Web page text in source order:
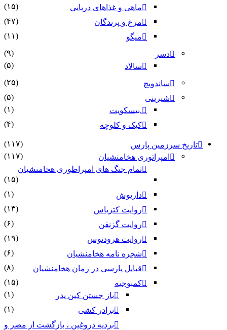
ماهی و غذاهای دریایی
(۱۵)
مرغ و پرندگان
(۴۷)
میگو
(۱۱)
دسر
(۹)
سالاد
(۵)
ساندویچ
(۲۵)
شیرینی
(۵)
.بیسکویت
(۱)
کیک و کلوچه
(۴)
تاریخ سرزمین پارس
(۱۱۷)
امپراتوری هخامنشیان
(۱۱۷)
تمام جنگ های امپراطوری هخامنشیان
(۱۵)
داریوش
(۱)
روایت کتزیاس
(۱۳)
روایت گزنفن
(۶)
روایت هرودتوس
(۱۹)
شجره نامه هخامنشیان
(۶)
قبایل پارسی در زمان هخامنشیان
(۸)
کمبوجیه
(۱۵)
باز جستن کین پدر
(۱)
برادر کشی
(۱)
بردیه دروغین ، بازگشت از مصر و